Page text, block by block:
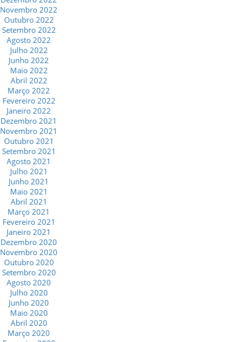
Novembro 2022
Outubro 2022
Setembro 2022
Agosto 2022
Julho 2022
Junho 2022
Maio 2022
Abril 2022
Março 2022
Fevereiro 2022
Janeiro 2022
Dezembro 2021
Novembro 2021
Outubro 2021
Setembro 2021
Agosto 2021
Julho 2021
Junho 2021
Maio 2021
Abril 2021
Março 2021
Fevereiro 2021
Janeiro 2021
Dezembro 2020
Novembro 2020
Outubro 2020
Setembro 2020
Agosto 2020
Julho 2020
Junho 2020
Maio 2020
Abril 2020
Março 2020